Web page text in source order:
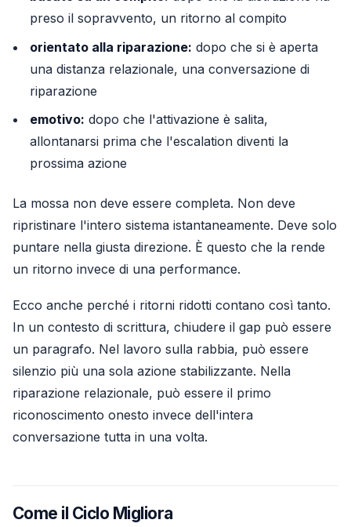
preso il sopravvento, un ritorno al compito
orientato alla riparazione: dopo che si è aperta
una distanza relazionale, una conversazione di
riparazione
emotivo: dopo che l'attivazione è salita,
allontanarsi prima che l'escalation diventi la
prossima azione
La mossa non deve essere completa. Non deve
ripristinare l'intero sistema istantaneamente. Deve solo
puntare nella giusta direzione. È questo che la rende
un ritorno invece di una performance.
Ecco anche perché i ritorni ridotti contano così tanto.
In un contesto di scrittura, chiudere il gap può essere
un paragrafo. Nel lavoro sulla rabbia, può essere
silenzio più una sola azione stabilizzante. Nella
riparazione relazionale, può essere il primo
riconoscimento onesto invece dell'intera
conversazione tutta in una volta.
Come il Ciclo Migliora